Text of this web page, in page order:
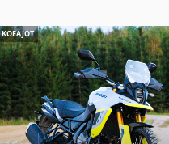
KOEAJOT